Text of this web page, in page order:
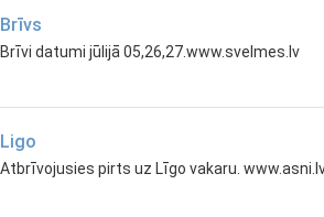
Brīvs
Brīvi datumi jūlijā 05,26,27.www.svelmes.lv
Ligo
Atbrīvojusies pirts uz Līgo vakaru.